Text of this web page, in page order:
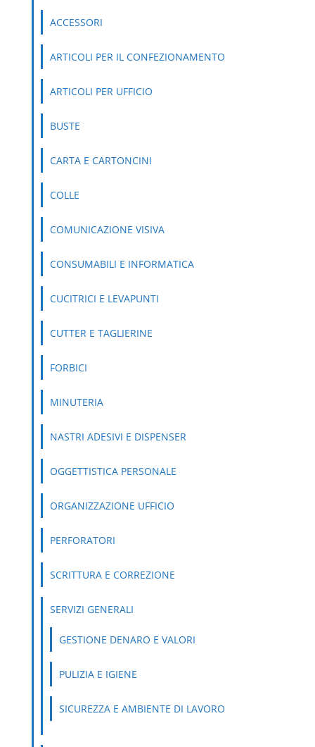
ACCESSORI
ARTICOLI PER IL CONFEZIONAMENTO
ARTICOLI PER UFFICIO
BUSTE
CARTA E CARTONCINI
COLLE
COMUNICAZIONE VISIVA
CONSUMABILI E INFORMATICA
CUCITRICI E LEVAPUNTI
CUTTER E TAGLIERINE
FORBICI
MINUTERIA
NASTRI ADESIVI E DISPENSER
OGGETTISTICA PERSONALE
ORGANIZZAZIONE UFFICIO
PERFORATORI
SCRITTURA E CORREZIONE
SERVIZI GENERALI
GESTIONE DENARO E VALORI
PULIZIA E IGIENE
SICUREZZA E AMBIENTE DI LAVORO